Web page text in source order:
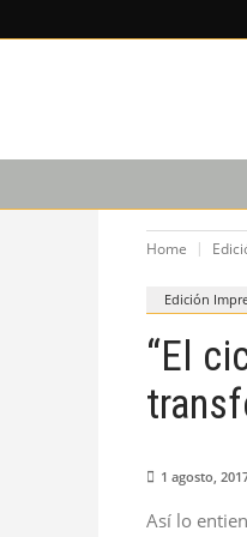
Home
Edición
“El
1 agosto,
Así lo